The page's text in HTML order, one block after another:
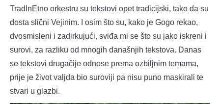
TradInEtno orkestru su tekstovi opet tradicijski, tako da su
dosta slični Vejinim. I osim što su, kako je Gogo rekao,
dvosmisleni i zadirkujući, sviđa mi se što su jako iskreni i
surovi, za razliku od mnogih današnjih tekstova. Danas
se tekstovi drugačije odnose prema ozbiljnim temama,
prije je život valjda bio suroviji pa nisu puno maskirali te
stvari u glazbi.